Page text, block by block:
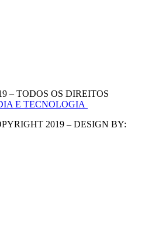
– TODOS OS DIREITOS
E TECNOLOGIA
2019 – DESIGN BY: